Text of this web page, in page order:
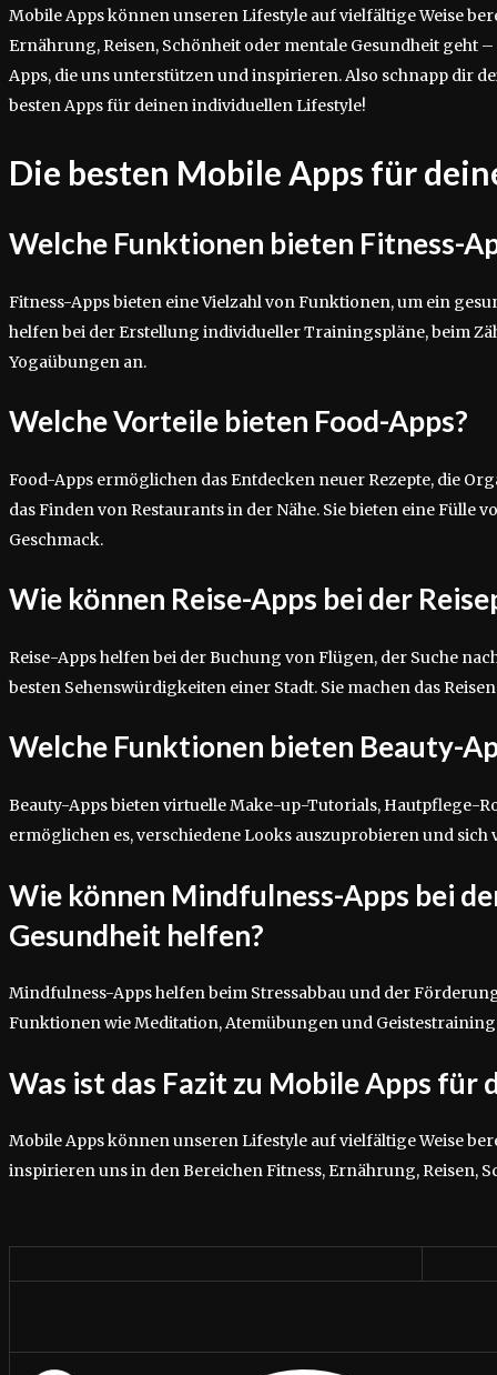
Mobile Apps können unseren Lifestyle auf vielfältige Weise
Ernährung, Reisen, Schönheit oder mentale Gesundheit geht
Apps, die uns unterstützen und inspirieren. Also schnapp dir
besten Apps für deinen individuellen Lifestyle!
Die besten Mobile Apps für
Welche Funktionen bieten Fitness-
Fitness-Apps bieten eine Vielzahl von Funktionen, um ein
helfen bei der Erstellung individueller Trainingspläne, beim
Yogaübungen an.
Welche Vorteile bieten Food-Apps?
Food-Apps ermöglichen das Entdecken neuer Rezepte, die
das Finden von Restaurants in der Nähe. Sie bieten eine Fülle
Geschmack.
Wie können Reise-Apps bei der
Reise-Apps helfen bei der Buchung von Flügen, der Suche
besten Sehenswürdigkeiten einer Stadt. Sie machen das
Welche Funktionen bieten Beauty-
Beauty-Apps bieten virtuelle Make-up-Tutorials, Hautpflege-
ermöglichen es, verschiedene Looks auszuprobieren und sich
Wie können Mindfulness-Apps bei
Gesundheit helfen?
Mindfulness-Apps helfen beim Stressabbau und der
Funktionen wie Meditation, Atemübungen und
Was ist das Fazit zu Mobile Apps für
Mobile Apps können unseren Lifestyle auf vielfältige Weise
inspirieren uns in den Bereichen Fitness, Ernährung, Reisen,